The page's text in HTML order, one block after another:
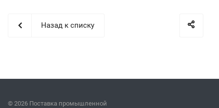
Назад к списку
© 2026 Поставка промышленной